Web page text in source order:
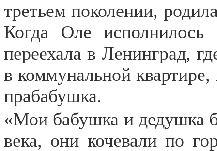
третьем поколении,
Когда Оле
переехала в Ленинград,
в коммунальной
прабабушка.
«Мои бабушка и дедушка
века, они кочевали по